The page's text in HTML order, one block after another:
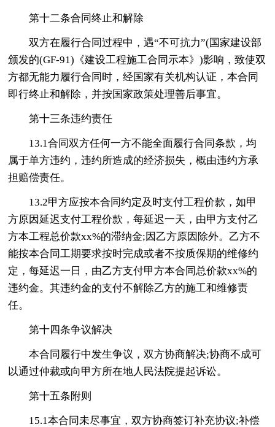
第十二条合同终止和解除
双方在履行合同过程中，遇“不可抗力”(国家建设部
颁发的(GF-91)《建设工程施工合同示本》)影响，致使双
方都无能力履行合同时，经国家有关机构认证，本合同
即行终止和解除，并按国家政策处理善后事宜。
第十三条违约责任
13.1合同双方任何一方不能全面履行合同条款，均
属于单方违约，违约所造成的经济损失，概由违约方承
担赔偿责任。
13.2甲方应按本合同约定及时支付工程价款，如甲
方原因延迟支付工程价款，每延迟一天，由甲方支付乙
方本工程总价款xx%的滞纳金;因乙方原因除外。乙方不
能按本合同工期要求按时完成或者不按质保期的维修约
定，每延迟一日，由乙方支付甲方本合同总价款xx%的
违约金。其违约金的支付不解除乙方的施工和维修责
任。
第十四条争议解决
本合同履行中发生争议，双方协商解决;协商不成可
以通过仲裁或向甲方所在地人民法院提起诉讼。
第十五条附则
15.1本合同未尽事宜，双方协商签订补充协议;补偿